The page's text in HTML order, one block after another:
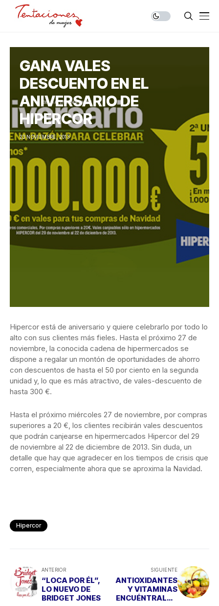
GANA VALES
DESCUENTO EN EL
ANIVERSARIO DE
HIPERCOR
23 NOVIEMBRE, 2013
Hipercor está de aniversario y quiere celebrarlo por todo lo
alto con sus clientes más fieles. Hasta el próximo 27 de
noviembre, la conocida cadena de hipermercados se
dispone a regalar un montón de oportunidades de ahorro
con descuentos de hasta el 50 por ciento en la segunda
unidad y, lo que es más atractivo, de vales-descuento de
hasta 300 €.
Hasta el próximo miércoles 27 de noviembre, por compras
superiores a 20 €, los clientes recibirán vales descuentos
que podrán canjearse en hipermercados Hipercor del 29
de noviembre al 22 de diciembre de 2013. Sin duda, un
detalle que hay que agradecer en los tiempos de crisis que
corren, especialmente ahora que se aproxima la Navidad.
Hipercor
ANTERIOR
“LOCA POR ÉL”,
LO NUEVO DE
BRIDGET JONES
SIGUIENTE
ANTIOXIDANTES
Y VITAMINAS
ENCUÉNTRALOS